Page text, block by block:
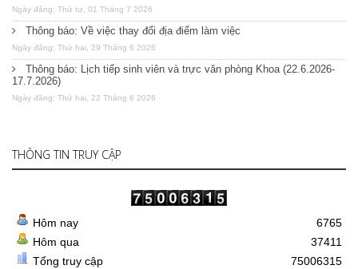
Ngày đăng: Thứ tư, 01 Tháng 7 2026
Thông báo: Về việc thay đổi địa điểm làm việc
Ngày đăng: Thứ hai, 29 Tháng 6 2026
Thông báo: Lịch tiếp sinh viên và trực văn phòng Khoa (22.6.2026-
17.7.2026)
Ngày đăng: Thứ hai, 22 Tháng 6 2026
THÔNG TIN TRUY CẬP
Hôm nay
Hôm qua
Tổng truy cập
6765
37411
75006315